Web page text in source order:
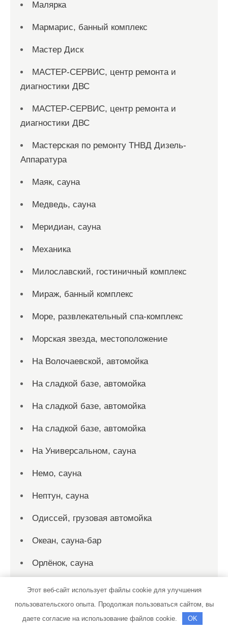
Малярка
Мармарис, банный комплекс
Мастер Диск
МАСТЕР-СЕРВИС, центр ремонта и
диагностики ДВС
МАСТЕР-СЕРВИС, центр ремонта и
диагностики ДВС
Мастерская по ремонту ТНВД Дизель-
Аппаратура
Маяк, сауна
Медведь, сауна
Меридиан, сауна
Механика
Милославский, гостиничный комплекс
Мираж, банный комплекс
Море, развлекательный спа-комплекс
Морская звезда, местоположение
На Волочаевской, автомойка
На сладкой базе, автомойка
На сладкой базе, автомойка
На сладкой базе, автомойка
На Универсальном, сауна
Немо, сауна
Нептун, сауна
Одиссей, грузовая автомойка
Океан, сауна-бар
Орлёнок, сауна
Оскар, автомойка и шиномонтажная
Официальный дилер Subaru центр
Этот веб-сайт использует файлы cookie для улучшения
пользовательского опыта. Продолжая пользоваться сайтом, вы
даете согласие на использование файлов cookie.
OK